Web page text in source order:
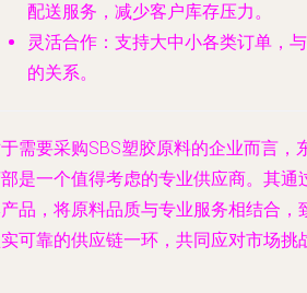
配送服务，减少客户库存压力。
灵活合作 ：支持大中小各类订单，
的关系。
需要采购SBS塑胶原料的企业而言，
是一个值得考虑的专业供应商。其通
品，将原料品质与专业服务相结合，
可靠的供应链一环，共同应对市场挑